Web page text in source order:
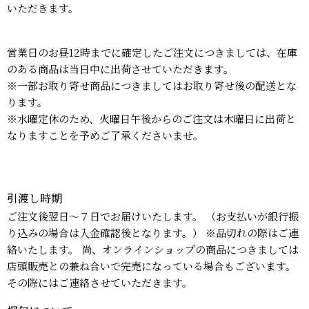
いただきます。
営業日のお昼12時までに確定したご注文につきましては、在庫
のある商品は当日中に出荷させていただきます。
※一部お取り寄せ商品につきましてはお取り寄せ後の配送とな
ります。
※水曜定休のため、火曜日午後からのご注文は木曜日に出荷と
なりますことを予めご了承くださいませ。
引渡し時期
ご注文後翌日～７日でお届けいたします。 （お支払いが銀行振
り込みの場合は入金確認後となります。） ※品切れの際はご連
絡いたします。 尚、オンラインショップの商品につきましては
店頭販売との兼ね合いで完売になっている場合もございます。
その際にはご連絡させていただきます。